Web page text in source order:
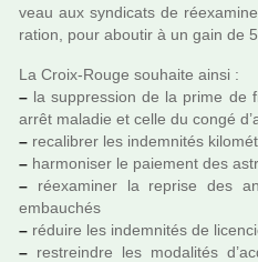
veau aux syn­di­cats de
ra­tion, pour abou­tir à un gain de
La Croix-Rouge sou­haite ainsi :
– la sup­pres­sion de la prime de
arrêt mala­die et celle du congé
– reca­li­brer les indem­ni­tés
– har­mo­ni­ser le paie­ment des
– réexa­mi­ner la reprise des
embau­chés
– réduire les indem­ni­tés de
– res­trein­dre les moda­li­tés